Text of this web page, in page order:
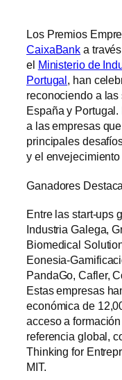
Los Premios
CaixaBank a
el Ministerio de
Portugal, han
reconociendo a
España y
a las empresas
principales
y el
Ganadores
Entre las start-ups
Industria Galega,
Biomedical
Eonesia-
PandaGo, Cafler,
Estas empresas
económica de
acceso a
referencia global,
Thinking for
MIT.